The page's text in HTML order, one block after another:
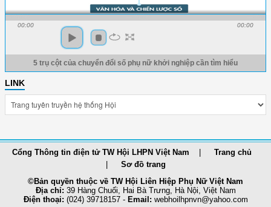
00:00 00:00
5 trụ cột của chuyển đổi số phụ nữ khởi nghiệp cần tìm hiểu
LINK
Cổng Thông tin điện tử TW Hội LHPN Việt Nam
Trang chủ
Sơ đồ trang
©Bản quyền thuộc về TW Hội Liên Hiệp Phụ Nữ Việt Nam
Địa chỉ: 39 Hàng Chuối, Hai Bà Trưng, Hà Nội, Việt Nam
Điện thoại: (024) 39718157 - Email: webhoilhpnvn@yahoo.com